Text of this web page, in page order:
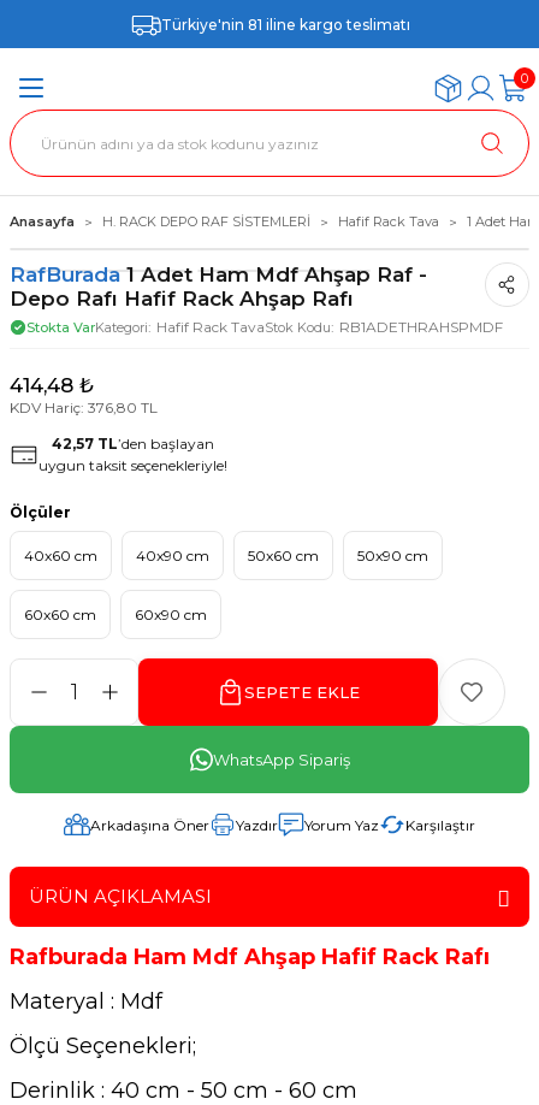
Türkiye'nin 81 iline kargo teslimatı
0
Anasayfa H. RACK DEPO RAF SİSTEMLERİ Hafif Rack Tava 1 Adet
RafBurada1 Adet Ham Mdf Ahşap Raf -
Depo Rafı Hafif Rack Ahşap Rafı
Stokta VarKategori Hafif Rack TavaStok Kodu RB1ADETHRAHSPMDF
414,48 ₺
KDV Hariç: 376,80 TL
42,57 TL’den başlayan
uygun taksit seçenekleriyle!
Ölçüler
40x60 cm 40x90 cm 50x60 cm 50x90 cm
60x60 cm 60x90 cm
SEPETE EKLE
WhatsApp Sipariş
Arkadaşına Öner Yazdır Yorum Yaz Karşılaştır
ÜRÜN AÇIKLAMASI
Rafburada Ham Mdf Ahşap Hafif Rack Rafı
Materyal : Mdf
Ölçü Seçenekleri;
Derinlik : 40 cm - 50 cm - 60 cm